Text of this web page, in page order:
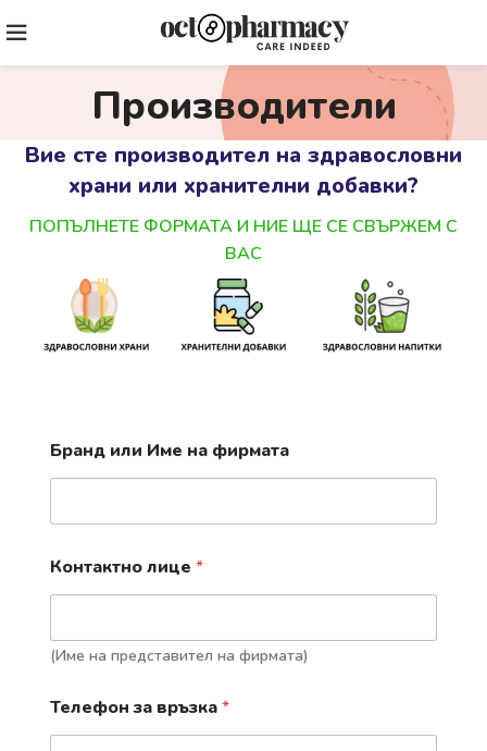
Производители
Вие сте производител на здравословни
храни или хранителни добавки?
ПОПЪЛНЕТЕ ФОРМАТА И НИЕ ЩЕ СЕ СВЪРЖЕМ С
ВАС
Бранд или Име на фирмата
Контактно лице *
(Име на представител на фирмата)
Телефон за връзка*